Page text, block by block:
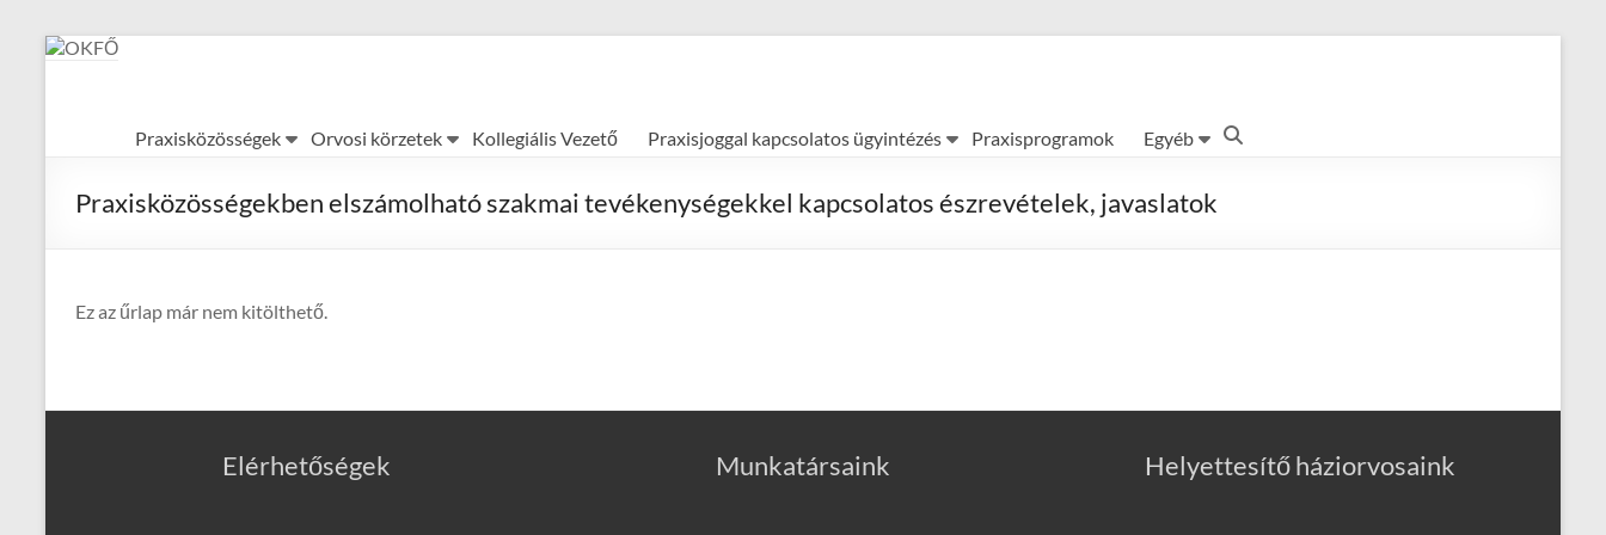
Skip
Praxisközösségek Orvosi körzetek Kollegiális Vezető Praxisjoggal kapcsolatos ügyintézés Praxisprogramok Egyéb
Praxisközösségekben elszámolható szakmai tevékenységekkel kapcsolatos észrevételek, javaslatok
Ez az űrlap már nem kitölthető.
Elérhetőségek Munkatársaink Helyettesítő háziorvosaink